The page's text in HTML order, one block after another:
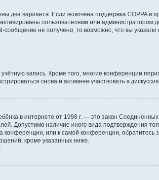
два варианта. Если включена поддержка COPPA и
пользователями или администратором
не получено, то возможно, что вы
запись. Кроме того, многие конференции
снова и активнее участвовать в
в интернете от 1998 г. — это закон
Допустимо наличие иного вида подтверждения
или к самой конференции,
кроме указанных ниже.